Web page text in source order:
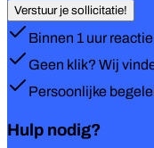
Verstuur je sollicitatie!
Binnen 1 uur reactie
Geen klik? Wij
Persoonlijke
Hulp nodig?